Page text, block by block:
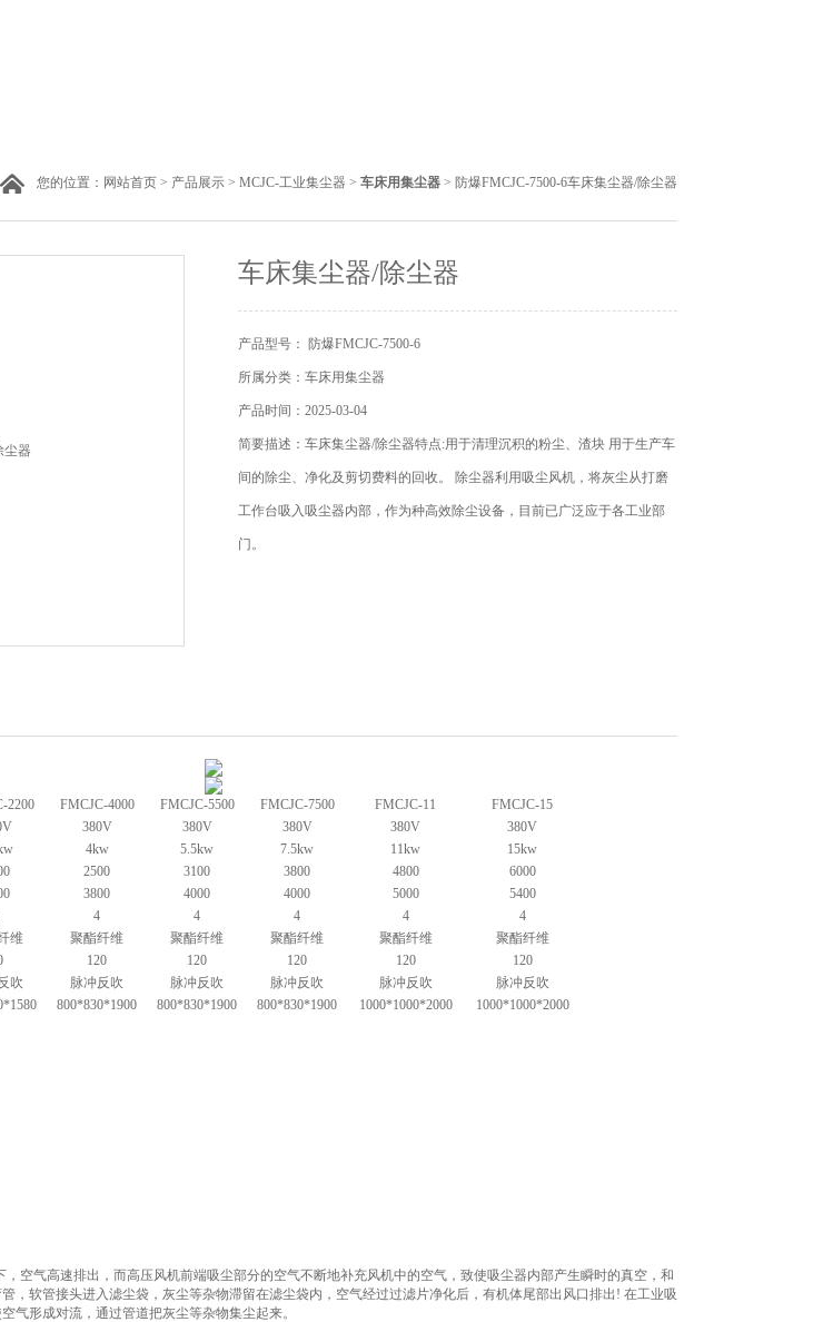
您的位置： 网站首页 > 产品展示 > MCJC-工业集尘器 > 车床用集尘器 > 防爆FMCJC-7500-6车床集尘器/除尘器
车床集尘器/除尘器
产品型号： 防爆FMCJC-7500-6
所属分类：车床用集尘器
产品时间：2025-03-04
简要描述：车床集尘器/除尘器特点:用于清理沉积的粉尘、渣块 用于生产车
间的除尘、净化及剪切费料的回收。 除尘器利用吸尘风机，将灰尘从打磨
工作台吸入吸尘器内部，作为种高效除尘设备，目前已广泛应于各工业部
门。
2200 FMCJC-4000 FMCJC-5500 FMCJC-7500 FMCJC-11
FMCJC-15
380V 380V 380V 380V
380V
4kw 5.5kw 7.5kw 11kw
15kw
2500 3100 3800 4800
6000
3800 4000 4000 5000
5400
4 4 4 4
4
维 聚酯纤维 聚酯纤维 聚酯纤维 聚酯纤维
聚酯纤维
120 120 120 120
120
吹 脉冲反吹 脉冲反吹 脉冲反吹 脉冲反吹
脉冲反吹
800*830*1900 800*830*1900 800*830*1900 1000*1000*2000 1000*1000*2000
空气高速排出，而高压风机前端吸尘部分的空气不断地补充风机中的空气，致使吸尘器内部产生瞬时的真空，和
，软管接头进入滤尘袋，灰尘等杂物滞留在滤尘袋内，空气经过过滤片净化后，有机体尾部出风口排出! 在工业吸
气形成对流，通过管道把灰尘等杂物集尘起来。